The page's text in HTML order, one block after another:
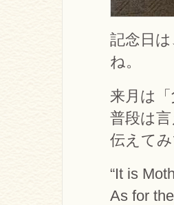
記念日
ね。
来月は
普段は
伝えて
“It is
As for